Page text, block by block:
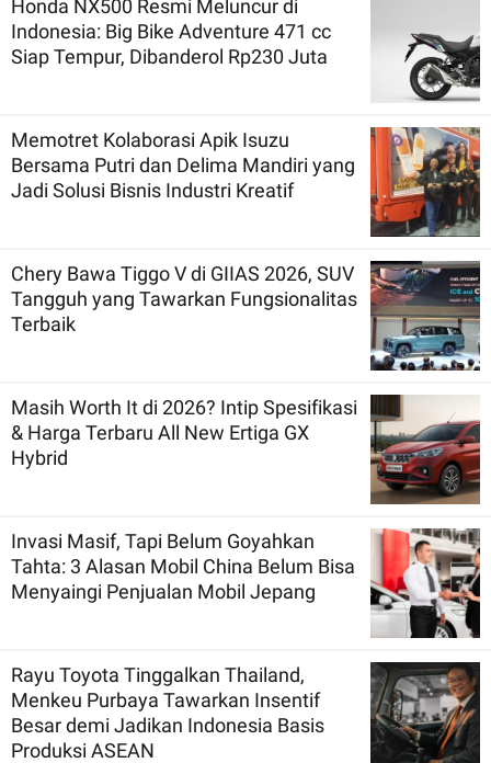
Honda NX500 Resmi Meluncur di
Indonesia: Big Bike Adventure 471 cc
Siap Tempur, Dibanderol Rp230 Juta
Memotret Kolaborasi Apik Isuzu
Bersama Putri dan Delima Mandiri yang
Jadi Solusi Bisnis Industri Kreatif
Chery Bawa Tiggo V di GIIAS 2026, SUV
Tangguh yang Tawarkan Fungsionalitas
Terbaik
Masih Worth It di 2026? Intip Spesifikasi
& Harga Terbaru All New Ertiga GX
Hybrid
Invasi Masif, Tapi Belum Goyahkan
Tahta: 3 Alasan Mobil China Belum Bisa
Menyaingi Penjualan Mobil Jepang
Rayu Toyota Tinggalkan Thailand,
Menkeu Purbaya Tawarkan Insentif
Besar demi Jadikan Indonesia Basis
Produksi ASEAN